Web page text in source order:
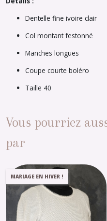
Dentelle fine ivoire clair
Col montant festonné
Manches longues
Coupe courte boléro
Taille 40
Vous pourriez
par
MARIAGE EN HIVER !